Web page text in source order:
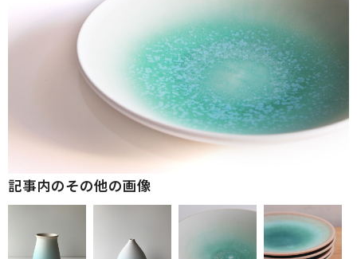
記事内のその他の画像